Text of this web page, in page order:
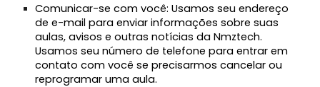
Comunicar-se com você: Usamos seu endereço
de e-mail para enviar informações sobre suas
aulas, avisos e outras notícias da Nmztech.
Usamos seu número de telefone para entrar em
contato com você se precisarmos cancelar ou
reprogramar uma aula.